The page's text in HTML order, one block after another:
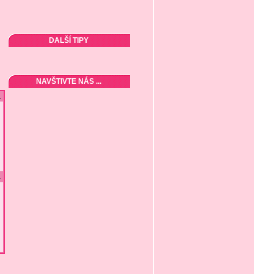
DALŠÍ TIPY
NAVŠTIVTE NÁS ...